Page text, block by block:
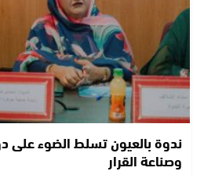
ندوة بالعيون تسلط الضوء على
وصناعة القرار